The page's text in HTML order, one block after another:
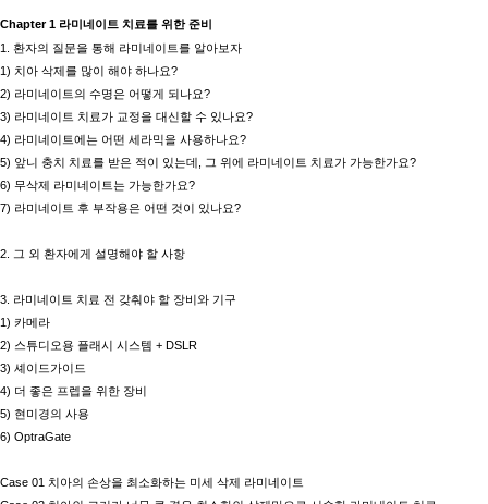
Chapter 1 라미네이트 치료를 위한 준비
1.
환자의 질문을 통해 라미네이트를 알아보자
1) 치아 삭제를 많이 해야 하나요?
2) 라미네이트의 수명은 어떻게 되나요?
3) 라미네이트 치료가 교정을 대신할 수 있나요?
4) 라미네이트에는 어떤 세라믹을 사용하나요?
5) 앞니 충치 치료를 받은 적이 있는데 그 위에 라미네이트 치료가 가능한가요?
6) 무삭제 라미네이트는 가능한가요?
7) 라미네이트 후 부작용은 어떤 것이 있나요?
2. 그 외 환자에게 설명해야 할 사항
3. 라미네이트 치료 전 갖춰야 할 장비와 기구
1) 카메라
2) 스튜디오용 플래시 시스템 + DSLR
3) 셰이드가이드
4) 더 좋은 프렙을 위한 장비
5) 현미경의 사용
6) OptraGate
Case 01 치아의 손상을 최소화하는 미세 삭제 라미네이트